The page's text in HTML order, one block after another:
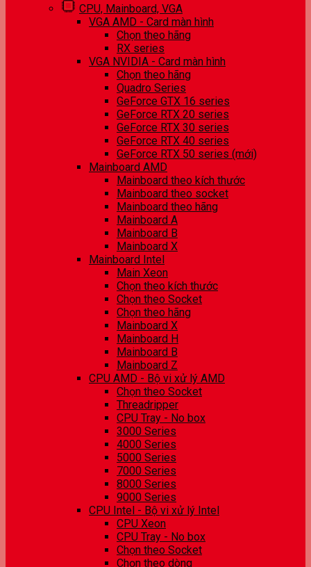
CPU, Mainboard, VGA
VGA AMD - Card màn hình
Chọn theo hãng
RX series
VGA NVIDIA - Card màn hình
Chọn theo hãng
Quadro Series
GeForce GTX 16 series
GeForce RTX 20 series
GeForce RTX 30 series
GeForce RTX 40 series
GeForce RTX 50 series (mới)
Mainboard AMD
Mainboard theo kích thước
Mainboard theo socket
Mainboard theo hãng
Mainboard A
Mainboard B
Mainboard X
Mainboard Intel
Main Xeon
Chọn theo kích thước
Chọn theo Socket
Chọn theo hãng
Mainboard X
Mainboard H
Mainboard B
Mainboard Z
CPU AMD - Bộ vi xử lý AMD
Chọn theo Socket
Threadripper
CPU Tray - No box
3000 Series
4000 Series
5000 Series
7000 Series
8000 Series
9000 Series
CPU Intel - Bộ vi xử lý Intel
CPU Xeon
CPU Tray - No box
Chọn theo Socket
Chọn theo dòng